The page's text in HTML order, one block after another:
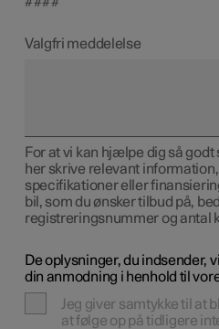
Valgfri meddelelse
For at vi kan hjælpe dig så
her skrive relevant information,
specifikationer eller
bil, som du ønsker tilbud på,
registreringsnummer og antal
De oplysninger, du indsender,
din anmodning i henhold til
Jeg giver samtykke til at
at følge op på tidligere